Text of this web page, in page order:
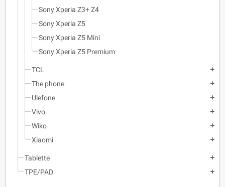
Sony Xperia Z3+ Z4
Sony Xperia Z5
Sony Xperia Z5 Mini
Sony Xperia Z5 Premium
TCL add
The phone add
Ulefone add
Vivo add
Wiko add
Xiaomi add
Tablette add
TPE/PAD add